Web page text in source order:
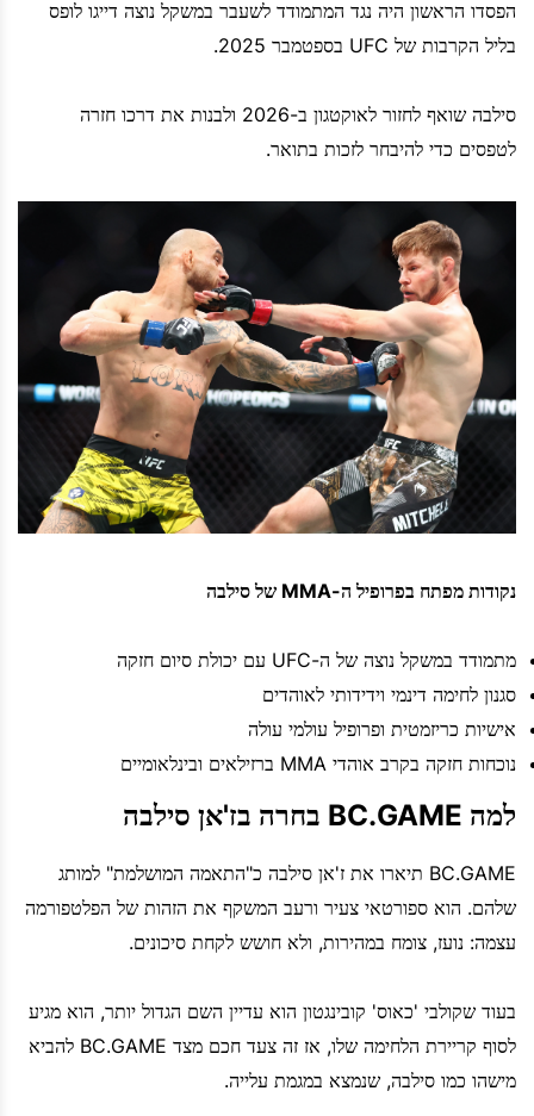
הפסדו הראשון היה נגד המתמודד לשעבר במשקל נוצה דייגו לופס
בליל הקרבות של UFC בספטמבר 2025.
סילבה שואף לחזור לאוקטגון ב-2026 ולבנות את דרכו חזרה
לטפסים כדי להיבחר לזכות בתואר.
נקודות מפתח בפרופיל ה-MMA של סילבה
מתמודד במשקל נוצה של ה-UFC עם יכולת סיום חזקה
סגנון לחימה דינמי וידידותי לאוהדים
אישיות כריזמטית ופרופיל עולמי עולה
נוכחות חזקה בקרב אוהדי MMA ברזילאים ובינלאומיים
למה BC.GAME בחרה בז'אן סילבה
BC.GAME תיארו את ז'אן סילבה כ"התאמה המושלמת" למותג
שלהם. הוא ספורטאי צעיר ורעב המשקף את הזהות של הפלטפורמה
עצמה: נועז, צומח במהירות, ולא חושש לקחת סיכונים.
בעוד שקולבי 'כאוס' קובינגטון הוא עדיין השם הגדול יותר, הוא מגיע
לסוף קריירת הלחימה שלו, אז זה צעד חכם מצד BC.GAME להביא
מישהו כמו סילבה, שנמצא במגמת עלייה.